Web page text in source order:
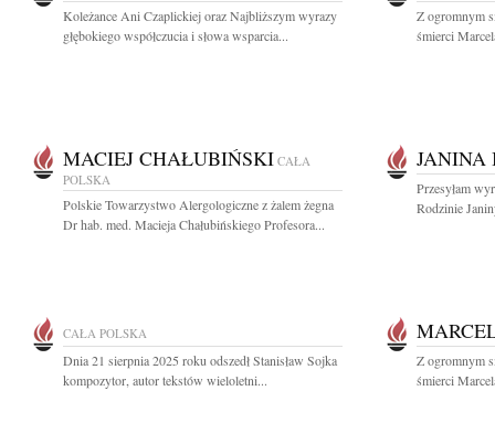
Koleżance Ani Czaplickiej oraz Najbliższym wyrazy
głębokiego współczucia i słowa wsparcia...
Z ogromnym
śmierci
MACIEJ CHAŁUBIŃSKI CAŁA
POLSKA
Polskie Towarzystwo Alergologiczne z żalem żegna
Dr hab. med. Macieja Chałubińskiego Profesora...
JANINA
Przesyłam
Rodzinie
CAŁA POLSKA
Dnia 21 sierpnia 2025 roku odszedł Stanisław Sojka
kompozytor, autor tekstów wieloletni...
Z ogromnym
śmierci